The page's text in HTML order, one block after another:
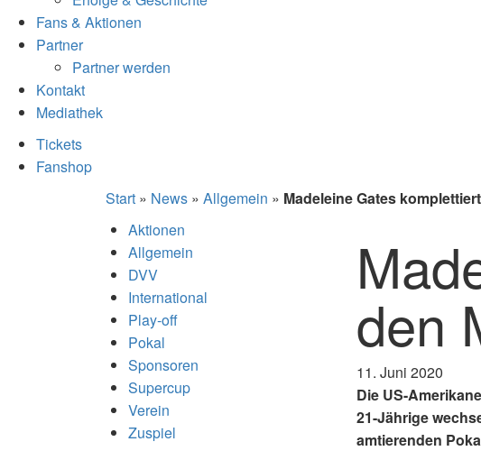
Fans & Aktionen
Partner
Partner werden
Kontakt
Mediathek
Tickets
Fanshop
Start » News » Allgemein » Madeleine Gates
den
11. Juni 2020
Die US-
21-Jährige
amtierenden
Aktionen
Allgemein
DVV
International
Play-off
Pokal
Sponsoren
Supercup
Verein
Zuspiel